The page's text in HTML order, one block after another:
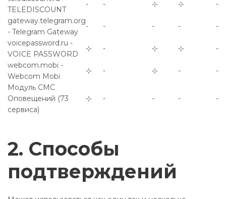
TELEDISCOUNT
- - ⊹ ⊹
-
gateway.telegram.org
- Telegram Gateway
- - - -
-
voicepassword.ru -
VOICE PASSWORD
⊹ - ⊹ ⊹
-
webcom.mobi -
Webcom Mobi
⊹ - ⊹ -
-
Модуль СМС
Оповещений (73
сервиса)
⊹ - - - -
2. Способы
подтверждений